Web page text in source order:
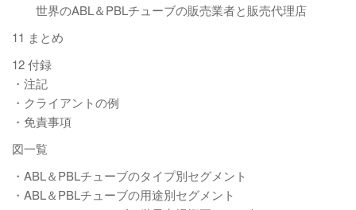
世界のABL＆PBLチューブの販売業者と販売代理店
11 まとめ
12 付録
・注記
・クライアントの例
・免責事項
図一覧
・ABL＆PBLチューブのタイプ別セグメント
・ABL＆PBLチューブの用途別セグメント